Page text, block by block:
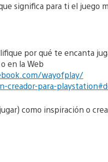
significa para ti el juego
por qué te encanta
en la Web
wayofplay/
para-
como inspiración o